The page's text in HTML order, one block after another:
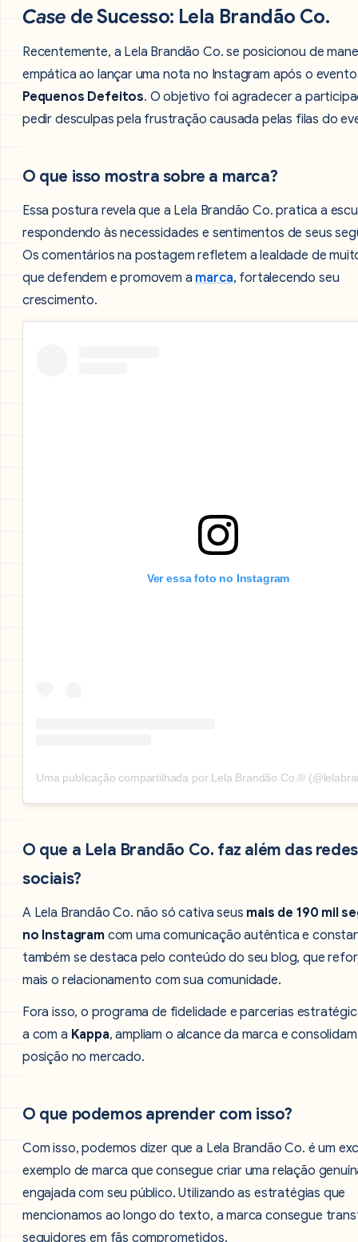
Case de Sucesso: Lela Brandão Co.
Recentemente, a Lela Brandão Co. se posicionou de
empática ao lançar uma nota no Instagram após o
Pequenos Defeitos. O objetivo foi agradecer a
pedir desculpas pela frustração causada pelas filas do
O que isso mostra sobre a marca?
Essa postura revela que a Lela Brandão Co. pratica a
respondendo às necessidades e sentimentos de seus
Os comentários na postagem refletem a lealdade de
que defendem e promovem a marca, fortalecendo seu
crescimento.
Ver essa foto no Instagram
Uma publicação compartilhada por Lela Brandão Co.®
O que a Lela Brandão Co. faz além das redes
sociais?
A Lela Brandão Co. não só cativa seus mais de 190 mil
no Instagram com uma comunicação autêntica e
também se destaca pelo conteúdo do seu blog, que
mais o relacionamento com sua comunidade.
Fora isso, o programa de fidelidade e parcerias
a com a Kappa, ampliam o alcance da marca e
posição no mercado.
O que podemos aprender com isso?
Com isso, podemos dizer que a Lela Brandão Co. é um
exemplo de marca que consegue criar uma relação
engajada com seu público. Utilizando as estratégias que
mencionamos ao longo do texto, a marca consegue
seguidores em fãs comprometidos.